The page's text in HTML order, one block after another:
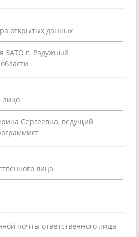
открытых данных
ЗАТО г. Радужный
лицо
Сергеевна, ведущий
лица
почты ответственного лица